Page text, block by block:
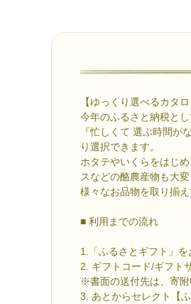
【ゆっくり選べるカタロ
今年のふるさと納税と
『忙しくて 選ぶ時間が
り選択できます。
ホタテやいくらをはじ
スなどの酪農産物も大
様々なお品物を取り揃
■ 利用までの流れ
1.「ふるさとギフト」を
2. ギフトコード/ギフト
※書面の送付先は、寄附
3. あとからセレクト【